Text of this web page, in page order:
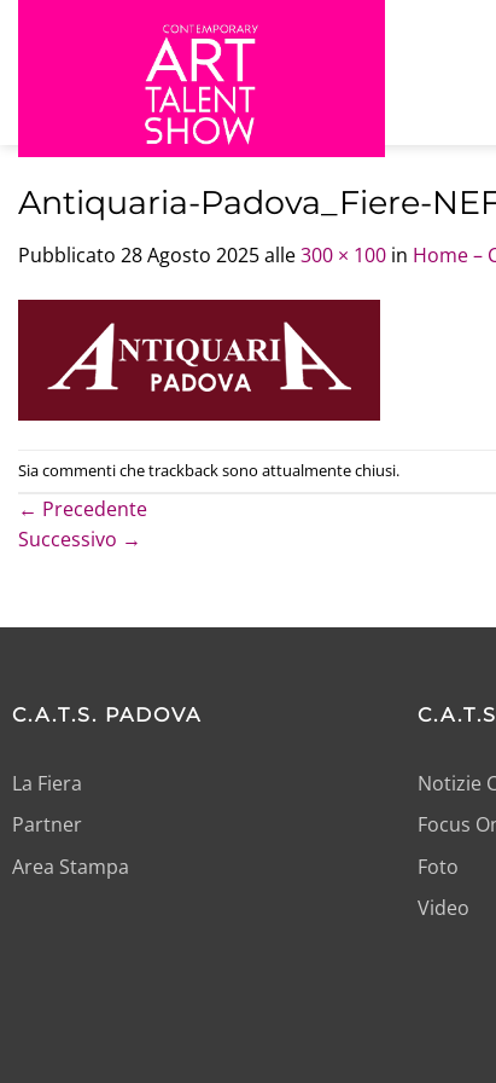
Antiquaria-Padova_Fiere-
Pubblicato 28 Agosto 2025alle300 × 100 in Home –
Sia commenti che trackback sono attualmente chiusi.
← Precedente
Successivo →
C.A.T.S. PADOVA
La Fiera
Partner
Area Stampa
Notizie
Focus
Foto
Video